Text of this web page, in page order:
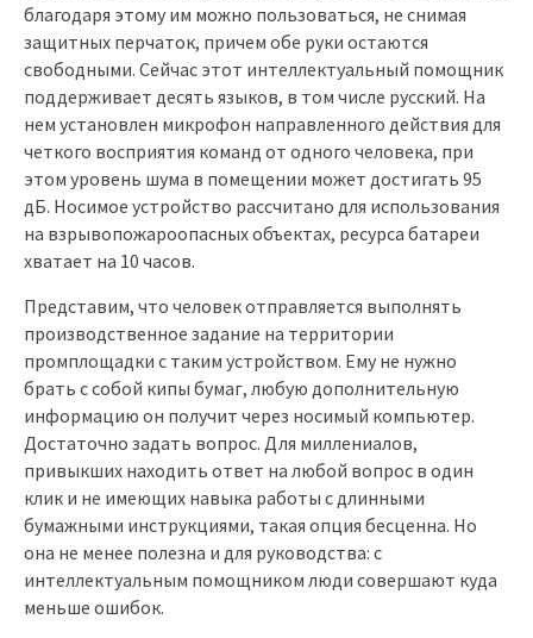
благодаря этому им можно пользоваться, не снимая
защитных перчаток, причем обе руки остаются
свободными. Сейчас этот интеллектуальный помощник
поддерживает десять языков, в том числе русский. На
нем установлен микрофон направленного действия для
четкого восприятия команд от одного человека, при
этом уровень шума в помещении может достигать 95
дБ. Носимое устройство рассчитано для использования
на взрывопожароопасных объектах, ресурса батареи
хватает на 10 часов.
Представим, что человек отправляется выполнять
производственное задание на территории
промплощадки с таким устройством. Ему не нужно
брать с собой кипы бумаг, любую дополнительную
информацию он получит через носимый компьютер.
Достаточно задать вопрос. Для миллениалов,
привыкших находить ответ на любой вопрос в один
клик и не имеющих навыка работы с длинными
бумажными инструкциями, такая опция бесценна. Но
она не менее полезна и для руководства: с
интеллектуальным помощником люди совершают куда
меньше ошибок.